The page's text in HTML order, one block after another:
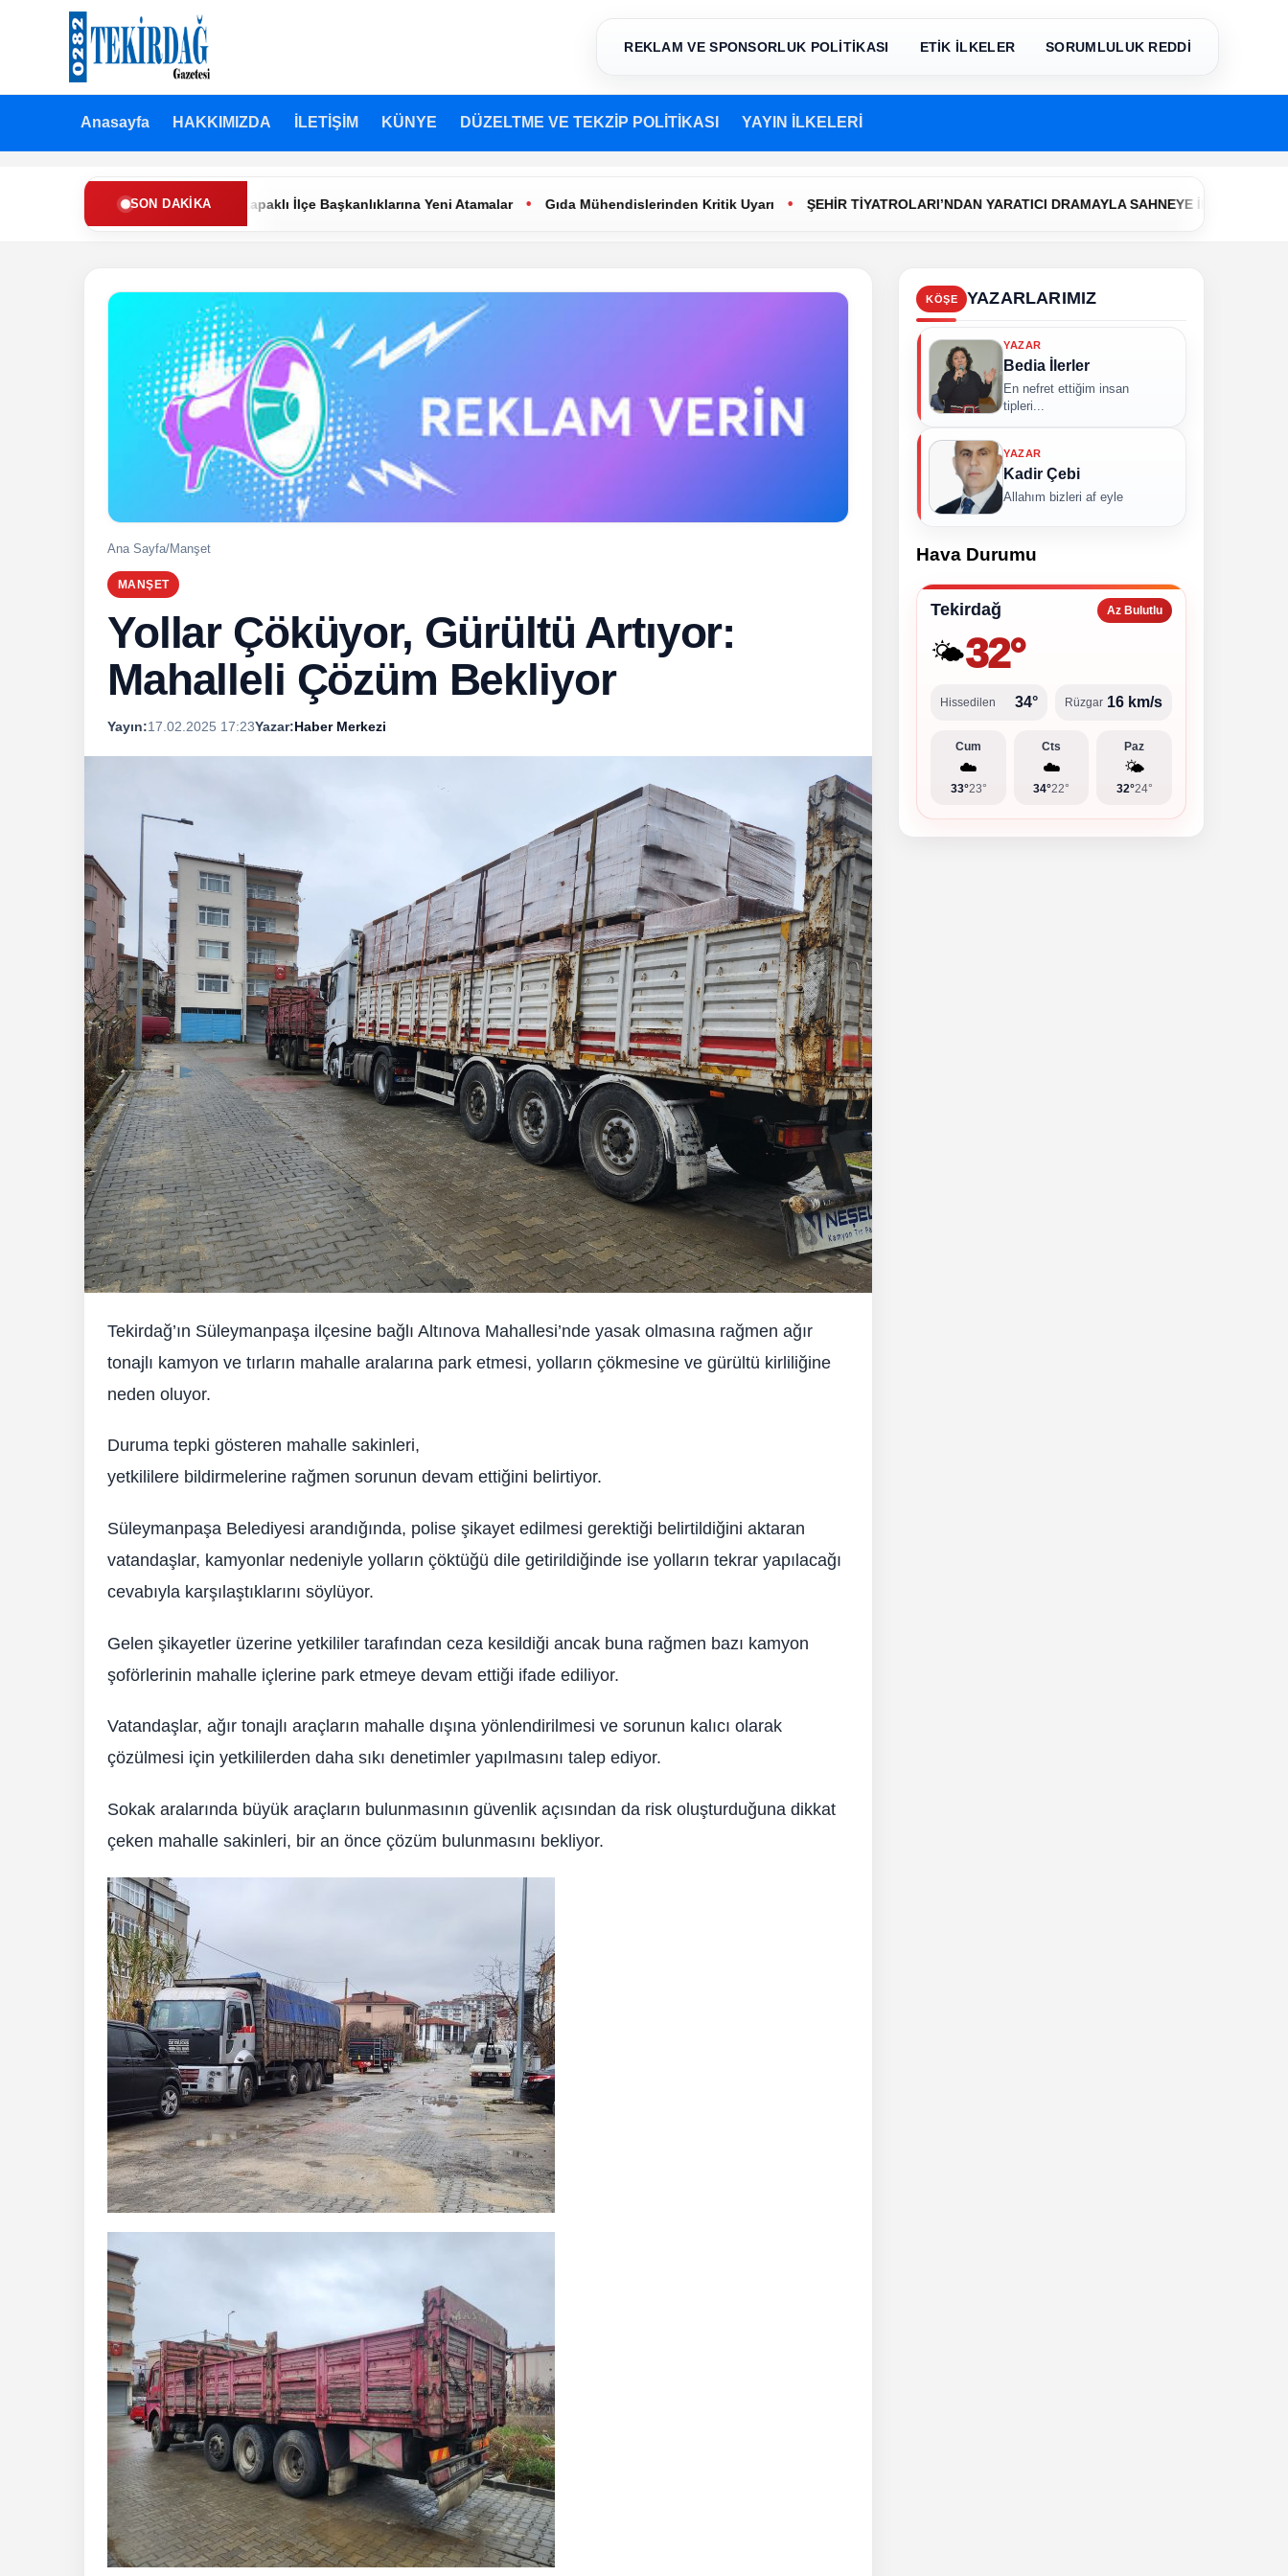
REKLAM VE SPONSORLUK POLİTİKASI ETİK İLKELER SORUMLULUK REDDİ
Anasayfa HAKKIMIZDA İLETİŞİM KÜNYE DÜZELTME VE TEKZİP POLİTİKASI YAYIN İLKELERİ
SON DAKIKA
Partisi’nde Muratlı ve Kapaklı İlçe Başkanlıklarına Yeni Atamalar • Gıda Mühendislerinden Kritik Uyarı • ŞEHİR TİYATROLARI’NDAN YARATICI DRAMAYLA SAHNEYE İLK ADIM •
Ana Sayfa/Manşet
MANŞET
Yollar Çöküyor, Gürültü Artıyor:
Mahalleli Çözüm Bekliyor
Yayın:17.02.2025 17:23Yazar:Haber Merkezi
Tekirdağ’ın Süleymanpaşa ilçesine bağlı Altınova Mahallesi’nde yasak olmasına rağmen ağır
tonajlı kamyon ve tırların mahalle aralarına park etmesi, yolların çökmesine ve gürültü kirliliğine
neden oluyor.
Duruma tepki gösteren mahalle sakinleri,
yetkililere bildirmelerine rağmen sorunun devam ettiğini belirtiyor.
Süleymanpaşa Belediyesi arandığında, polise şikayet edilmesi gerektiği belirtildiğini aktaran
vatandaşlar, kamyonlar nedeniyle yolların çöktüğü dile getirildiğinde ise yolların tekrar yapılacağı
cevabıyla karşılaştıklarını söylüyor.
Gelen şikayetler üzerine yetkililer tarafından ceza kesildiği ancak buna rağmen bazı kamyon
şoförlerinin mahalle içlerine park etmeye devam ettiği ifade ediliyor.
Vatandaşlar, ağır tonajlı araçların mahalle dışına yönlendirilmesi ve sorunun kalıcı olarak
çözülmesi için yetkililerden daha sıkı denetimler yapılmasını talep ediyor.
Sokak aralarında büyük araçların bulunmasının güvenlik açısından da risk oluşturduğuna dikkat
çeken mahalle sakinleri, bir an önce çözüm bulunmasını bekliyor.
KÖŞE YAZARLARIMIZ
YAZAR
Bedia İlerler
En nefret ettiğim insan
tipleri...
YAZAR
Kadir Çebi
Allahım bizleri af eyle
Hava Durumu
Tekirdağ Az Bulutlu
🌤️32°
Hissedilen 34° Rüzgar 16 km/s
Cum
☁️
33°23°
Cts
☁️
34°22°
Paz
🌤️
32°24°